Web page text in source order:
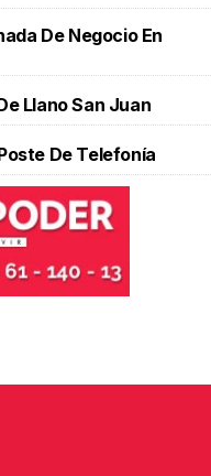
De Negocio En
Llano San Juan
De Telefonía